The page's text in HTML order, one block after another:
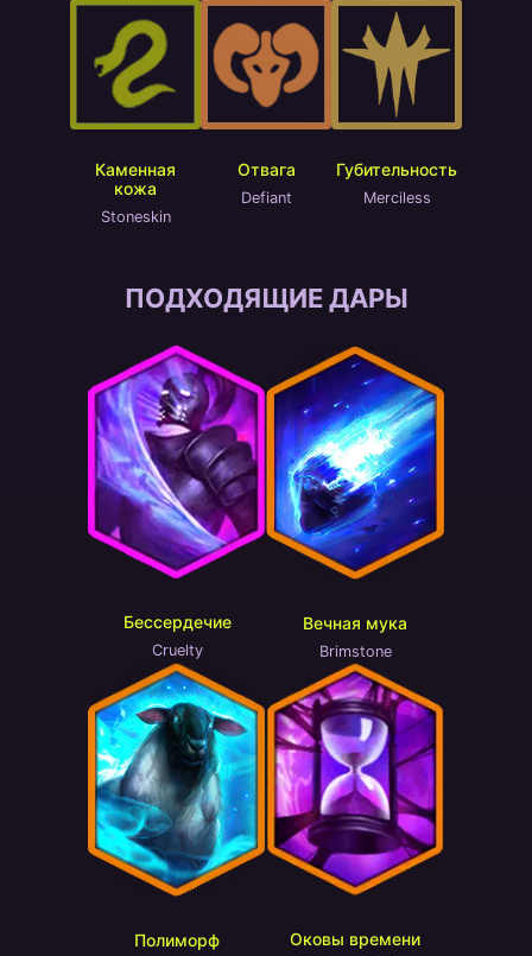
Каменная
кожа
Stoneskin
Отвага
Defiant
Губительность
Merciless
ПОДХОДЯЩИЕ ДАРЫ
Бессердечие
Cruelty
Вечная мука
Brimstone
Полиморф Оковы времени